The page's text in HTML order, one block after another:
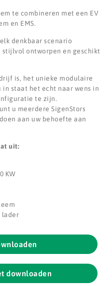
te combineren met een EV
en EMS.
denkbaar scenario
ontworpen en geschikt
is, het unieke modulaire
staat het echt naar wens in
te zijn.
u meerdere SigenStors
aan uw behoefte aan
uit:
KW
lader
downloaden